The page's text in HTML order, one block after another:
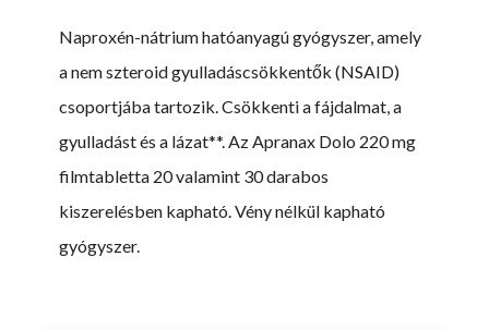
Naproxén-nátrium hatóanyagú gyógyszer, amely
a nem szteroid gyulladáscsökkentők (NSAID)
csoportjába tartozik. Csökkenti a fájdalmat, a
gyulladást és a lázat**. Az Apranax Dolo 220 mg
filmtabletta 20 valamint 30 darabos
kiszerelésben kapható. Vény nélkül kapható
gyógyszer.